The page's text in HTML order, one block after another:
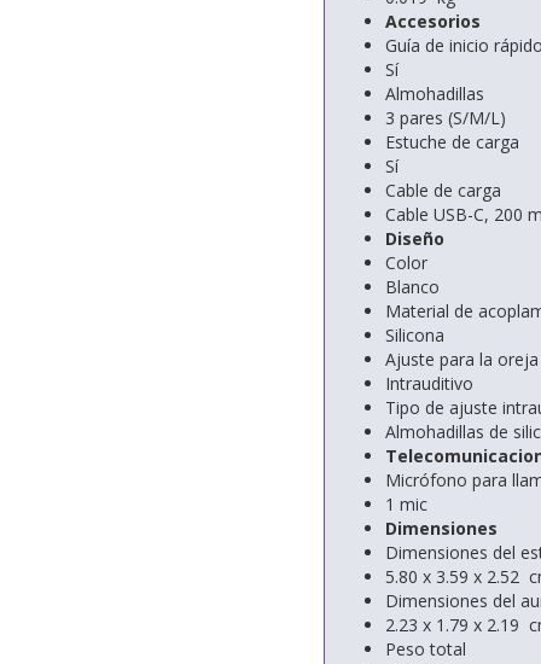
Accesorios
Guía de inicio
Sí
Almohadillas
3 pares (S/M/L)
Estuche de carga
Sí
Cable de carga
Cable USB-C, 200
Diseño
Color
Blanco
Material de
Silicona
Ajuste para la oreja
Intrauditivo
Tipo de ajuste
Almohadillas de
Micrófono para
1 mic
Dimensiones
Dimensiones del
5.80 x 3.59 x 2.52
Dimensiones del
2.23 x 1.79 x 2.19
Peso total